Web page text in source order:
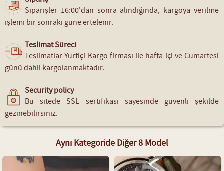
Siparişler 16:00'dan sonra alındığında, kargoya verilme
işlemi bir sonraki güne ertelenir.
Teslimat Süreci
Teslimatlar Yurtiçi Kargo firması ile hafta içi ve Cumartesi
günü dahil kargolanmaktadır.
Security policy
Bu sitede SSL sertifikası sayesinde güvenli şekilde
gezinebilirsiniz.
Aynı Kategoride Diğer 8 Model